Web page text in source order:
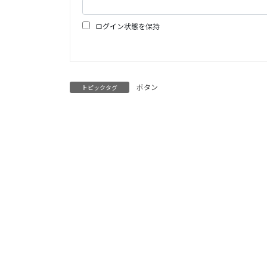
ログイン状態を保持
トピックタグ ボタン